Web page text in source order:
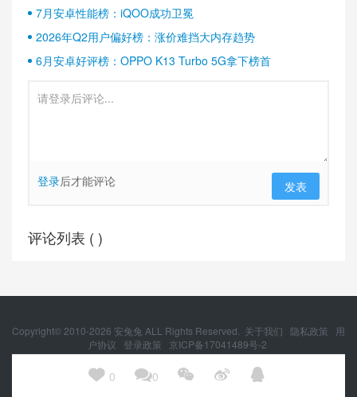
 0 0   
7月安卓性能榜：iQOO成功卫冕
2026年Q2用户偏好榜：涨价难挡大内存趋势
6月安卓好评榜：OPPO K13 Turbo 5G拿下榜首
登录后才能评论 发表
评论列表 ( )
Copyright© 2010-2026 安兔兔 ALL Rights Reserved. 关于我们 隐私政策
用
户协议
登录政策
京ICP备17041489号-2
京公网安备 11010502054377号